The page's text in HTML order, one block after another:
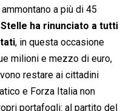
k
a più di 45
Stelle ha rinunciato a tutti
, in questa occasione
milioni e mezzo di euro,
restare ai cittadini
e Forza Italia non
portafogli: al partito del